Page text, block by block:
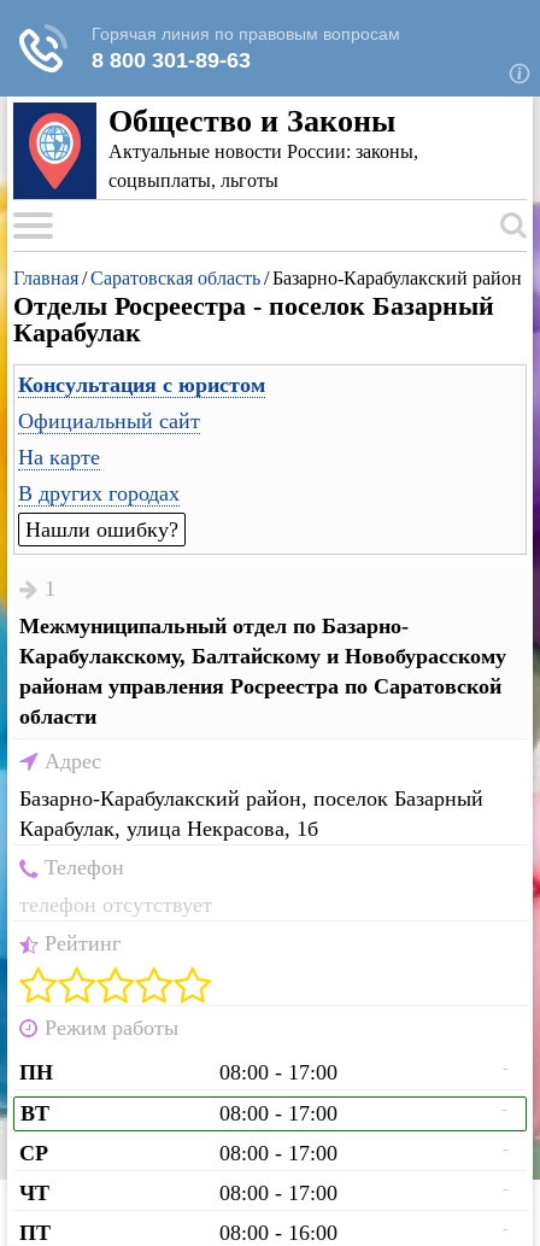
Общество и Законы
Актуальные новости России: законы,
соцвыплаты, льготы
Главная/Саратовская область/Базарно-Карабулакский район
Отделы Росреестра - поселок Базарный
Карабулак
Консультация с юристом
Официальный сайт
На карте
В других городах
Нашли ошибку?
1
Межмуниципальный отдел по Базарно-
Карабулакскому, Балтайскому и Новобурасскому
районам управления Росреестра по Саратовской
области
Адрес
Базарно-Карабулакский район, поселок Базарный
Карабулак, улица Некрасова, 1б
Телефон
телефон отсутствует
Рейтинг
Режим работы
ПН
08:00 - 17:00 -
ВТ 08:00 - 17:00 -
СР 08:00 - 17:00 -
ЧТ 08:00 - 17:00 -
ПТ 08:00 - 16:00 -
Для любых предложений по сайту: rk-
reestr@cp9.ru